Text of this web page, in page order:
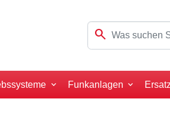
search
Funkanlagen